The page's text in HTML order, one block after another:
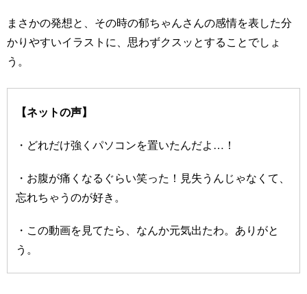
まさかの発想と、その時の郁ちゃんさんの感情を表した分
かりやすいイラストに、思わずクスッとすることでしょ
う。
【ネットの声】
・どれだけ強くパソコンを置いたんだよ…！
・お腹が痛くなるぐらい笑った！見失うんじゃなくて、
忘れちゃうのが好き。
・この動画を見てたら、なんか元気出たわ。ありがと
う。